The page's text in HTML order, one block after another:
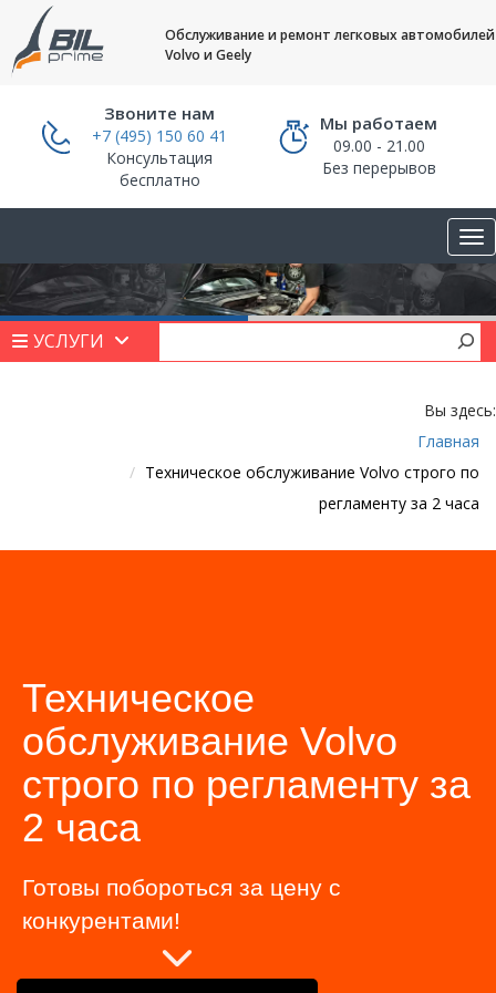
Обслуживание и ремонт легковых автомобилей
Volvo и Geely
Звоните нам
+7 (495) 150 60 41
Консультация
бесплатно
Мы работаем
09.00 - 21.00
Без перерывов
УСЛУГИ
Вы здесь:
Главная
Техническое обслуживание Volvo строго по
регламенту за 2 часа
Техническое
обслуживание Volvo
строго по регламенту за
2 часа
Готовы побороться за цену с
конкурентами!